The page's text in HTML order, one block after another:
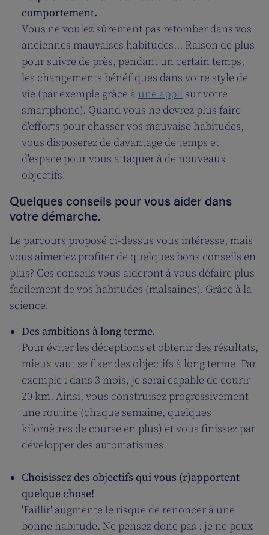
comportement.
Vous ne voulez sûrement pas retomber dans vos
anciennes mauvaises habitudes... Raison de plus
pour suivre de près, pendant un certain temps,
les changements bénéfiques dans votre style de
vie (par exemple grâce à une appli sur votre
smartphone). Quand vous ne devrez plus faire
d'efforts pour chasser vos mauvaise habitudes,
vous disposerez de davantage de temps et
d'espace pour vous attaquer à de nouveaux
objectifs!
Quelques conseils pour vous aider dans
votre démarche.
Le parcours proposé ci-dessus vous intéresse, mais
vous aimeriez profiter de quelques bons conseils en
plus? Ces conseils vous aideront à vous défaire plus
facilement de vos habitudes (malsaines). Grâce à la
science!
Des ambitions à long terme.
Pour éviter les déceptions et obtenir des résultats,
mieux vaut se fixer des objectifs à long terme. Par
exemple : dans 3 mois, je serai capable de courir
20 km. Ainsi, vous construisez progressivement
une routine (chaque semaine, quelques
kilomètres de course en plus) et vous finissez par
développer des automatismes.
Choisissez des objectifs qui vous (r)apportent
quelque chose!
'Faillir' augmente le risque de renoncer à une
bonne habitude. Ne pensez donc pas : je ne peux